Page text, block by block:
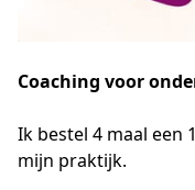
Coaching voor
Ik bestel 4 maal een
mijn praktijk.